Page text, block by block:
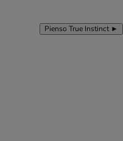
Pienso True Instinct ►